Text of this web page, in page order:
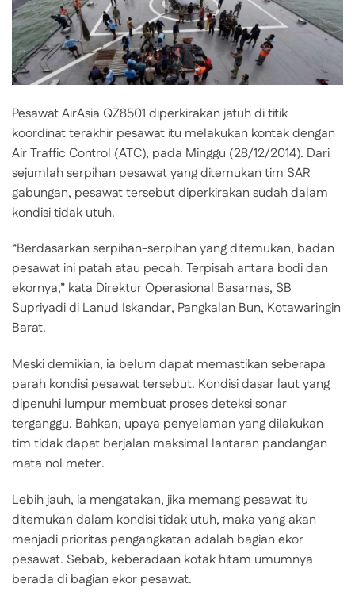
Pesawat AirAsia QZ8501 diperkirakan jatuh di titik
koordinat terakhir pesawat itu melakukan kontak dengan
Air Traffic Control (ATC), pada Minggu (28/12/2014). Dari
sejumlah serpihan pesawat yang ditemukan tim SAR
gabungan, pesawat tersebut diperkirakan sudah dalam
kondisi tidak utuh.
“Berdasarkan serpihan-serpihan yang ditemukan, badan
pesawat ini patah atau pecah. Terpisah antara bodi dan
ekornya,” kata Direktur Operasional Basarnas, SB
Supriyadi di Lanud Iskandar, Pangkalan Bun, Kotawaringin
Barat.
Meski demikian, ia belum dapat memastikan seberapa
parah kondisi pesawat tersebut. Kondisi dasar laut yang
dipenuhi lumpur membuat proses deteksi sonar
terganggu. Bahkan, upaya penyelaman yang dilakukan
tim tidak dapat berjalan maksimal lantaran pandangan
mata nol meter.
Lebih jauh, ia mengatakan, jika memang pesawat itu
ditemukan dalam kondisi tidak utuh, maka yang akan
menjadi prioritas pengangkatan adalah bagian ekor
pesawat. Sebab, keberadaan kotak hitam umumnya
berada di bagian ekor pesawat.